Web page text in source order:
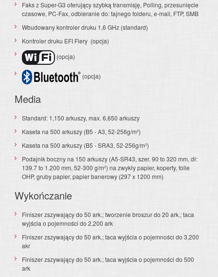
Faks z Super-G3 oferujący szybką transmisję, Polling, przesunięcie
czasowe, PC-Fax, odbieranie do: tajnego folderu, e-mail, FTP, SMB
Wbudowany kontroler druku 1,6 GHz (standard)
Kontroler druku EFI Fiery (opcja)
(opcja)
(opcja)
Media
Standard: 1,150 arkuszy, max. 6,650 arkuszy
Kaseta na 500 arkuszy (B5 - A3, 52-256g/m²)
Kaseta na 500 arkuszy (B5 - SRA3, 52-256g/m²)
Podajnik boczny na 150 arkuszy (A5-SR43, szer. 90 to 320 mm, dł:
139.7 to 1.200 mm, 52-300 g/m²) na zwykły papier, koperty, folie
OHP, gruby papier, papier banerowy (297 x 1200 mm)
Wykończanie
Finiszer zszywający do 50 ark.; tworzenie broszur do 20 ark.; taca
wyjścia o pojemności do 2,200 ark
Finiszer zszywający do 50 ark.; taca wyjścia o pojemności do 3,200
akr
Finiszer zszywający do 50 ark.; taca wyjścia o pojemności do 500
ark